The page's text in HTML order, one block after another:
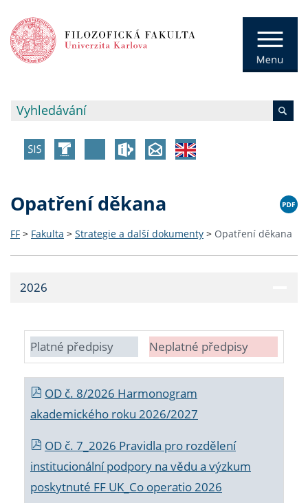
Opatření děkana
FF > Fakulta > Strategie a další dokumenty > Opatření děkana
2026
Platné předpisy Neplatné předpisy
OD č. 8/2026 Harmonogram
akademického roku 2026/2027
OD č. 7_2026 Pravidla pro rozdělení
institucionální podpory na vědu a výzkum
poskytnuté FF UK_Co operatio 2026